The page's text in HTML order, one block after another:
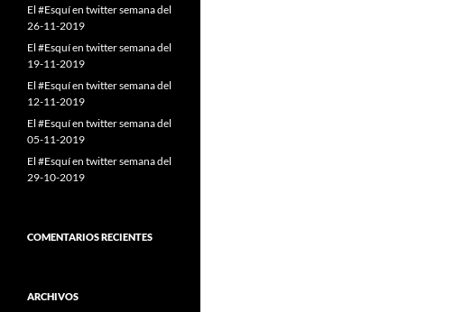
El #Esquí en twitter semana del
26-11-2019
El #Esquí en twitter semana del
19-11-2019
El #Esquí en twitter semana del
12-11-2019
El #Esquí en twitter semana del
05-11-2019
El #Esquí en twitter semana del
29-10-2019
COMENTARIOS RECIENTES
ARCHIVOS